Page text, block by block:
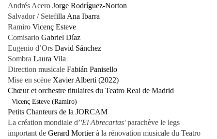
Andrés Acero Jorge Rodríguez-Norton
Salvador / Setefilla Ana Ibarra
Ramiro Vicenç Esteve
Comisario Gabriel Díaz
Eugenio d’Ors David Sánchez
Sombra Laura Vila
Direction musicale Fabián Panisello
Mise en scène Xavier Albertí (2022)
Chœur et orchestre titulaires du Teatro Real de Madrid
Vicenç Esteve (Ramiro)
Petits Chanteurs de la JORCAM
La création mondiale d’'El Abrecartas'parachève le legs
important de Gerard Mortierà la rénovation musicale du Teatro